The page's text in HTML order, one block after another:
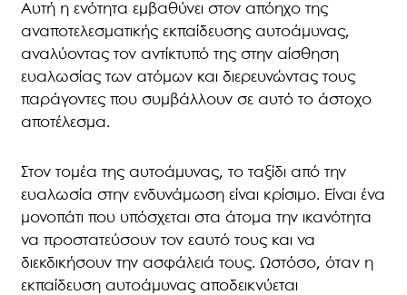
Αυτή η ενότητα εμβαθύνει στον απόηχο της
αναποτελεσματικής εκπαίδευσης αυτοάμυνας,
αναλύοντας τον αντίκτυπό της στην αίσθηση
ευαλωσίας των ατόμων και διερευνώντας τους
παράγοντες που συμβάλλουν σε αυτό το άστοχο
αποτέλεσμα.
Στον τομέα της αυτοάμυνας, το ταξίδι από την
ευαλωσία στην ενδυνάμωση είναι κρίσιμο. Είναι ένα
μονοπάτι που υπόσχεται στα άτομα την ικανότητα
να προστατεύσουν τον εαυτό τους και να
διεκδικήσουν την ασφάλειά τους. Ωστόσο, όταν η
εκπαίδευση αυτοάμυνας αποδεικνύεται